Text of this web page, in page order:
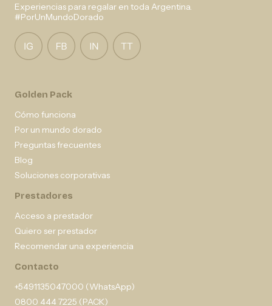
Experiencias para regalar en toda Argentina.
#PorUnMundoDorado
Golden Pack
Cómo funciona
Por un mundo dorado
Preguntas frecuentes
Blog
Soluciones corporativas
Prestadores
Acceso a prestador
Quiero ser prestador
Recomendar una experiencia
Contacto
+5491135047000 (WhatsApp)
0800 444 7225 (PACK)